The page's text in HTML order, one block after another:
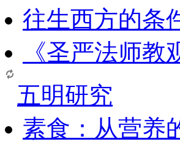
往生西方的条
《圣严法师
五明研究
素食：从营养